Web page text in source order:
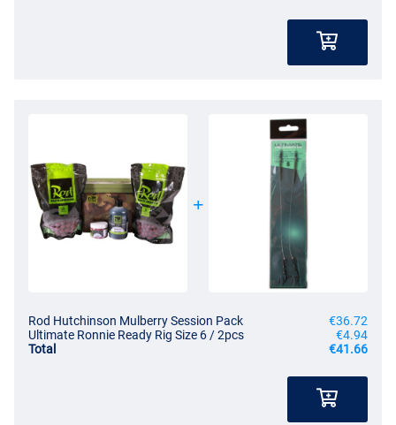
Rod Hutchinson Mulberry Session Pack
€36.72
Ultimate Ronnie Ready Rig Size 6 / 2pcs
€4.94
Total
€41.66